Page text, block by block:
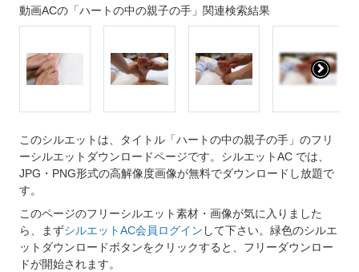
動画ACの「ハートの中の親子の手」関連検索結果
このシルエットは、タイトル「ハートの中の親子の手」のフリ
ーシルエットダウンロードページです。シルエットAC では、
JPG・PNG形式の高解像度画像が無料でダウンロードし放題で
す。
このページのフリーシルエット素材・画像が気に入りました
ら、まずシルエットAC会員ログイン して下さい。緑色のシルエ
ットダウンロードボタンをクリックすると、フリーダウンロー
ドが開始されます。